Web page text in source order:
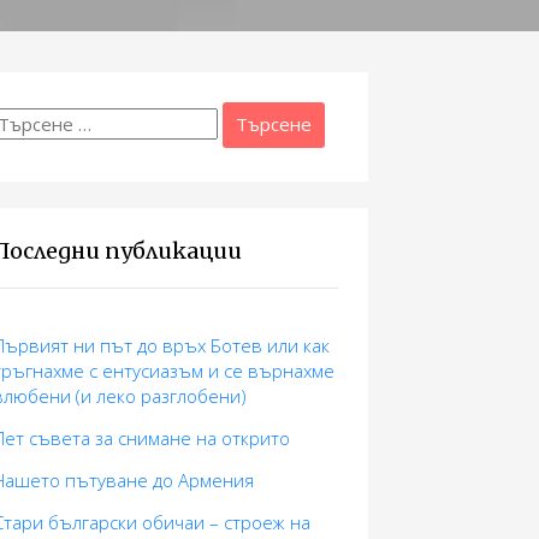
публикации
ни път до връх Ботев или как
с ентусиазъм и се върнахме
(и леко разглобени)
съвета за снимане на открито
пътуване до Армения
български обичаи – строеж на